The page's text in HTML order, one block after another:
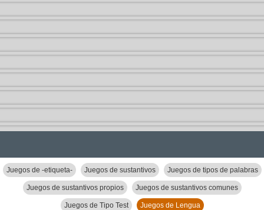
Juegos de -etiqueta- Juegos de sustantivos Juegos de tipos de palabras
Juegos de sustantivos propios Juegos de sustantivos comunes
Juegos de Tipo Test Juegos de Lengua